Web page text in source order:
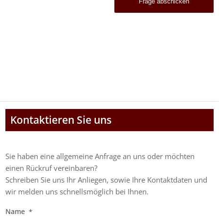
Kontaktieren Sie uns
Sie haben eine allgemeine Anfrage an uns oder möchten
einen Rückruf vereinbaren?
Schreiben Sie uns Ihr Anliegen, sowie Ihre Kontaktdaten und
wir melden uns schnellsmöglich bei Ihnen.
Name *